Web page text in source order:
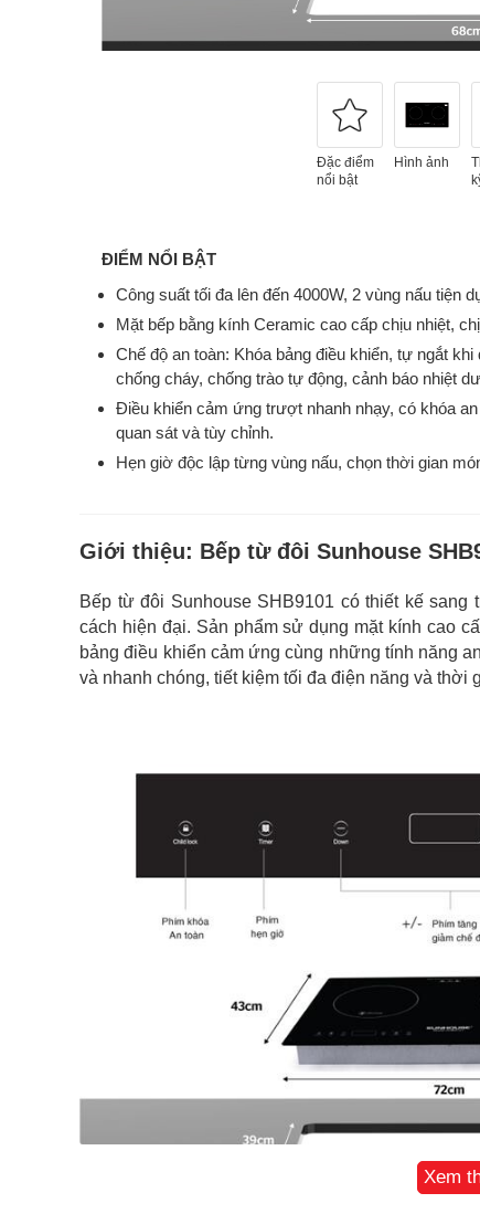
Đặc điểm
nổi bật
Hình ảnh
ĐIỂM NỔI BẬT
Công suất tối đa lên đến 4000W, 2 vùng nấu tiện
Mặt bếp bằng kính Ceramic cao cấp chịu nhiệt,
Chế độ an toàn: Khóa bảng điều khiển, tự ngắt
chống cháy, chống trào tự động, cảnh báo nhiệt
Điều khiển cảm ứng trượt nhanh nhạy, có khóa
quan sát và tùy chỉnh.
Hẹn giờ độc lập từng vùng nấu, chọn thời gian
Giới thiệu: Bếp từ đôi Sunhouse
Bếp từ đôi Sunhouse SHB9101 có thiết kế
cách hiện đại. Sản phẩm sử dụng mặt kính cao
bảng điều khiển cảm ứng cùng những tính năng
và nhanh chóng, tiết kiệm tối đa điện năng và thời
Xem